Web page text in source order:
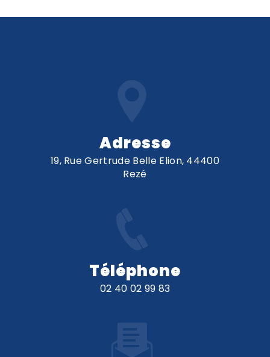
Adresse
19, Rue Gertrude Belle Elion, 44400
Rezé
Téléphone
02 40 02 99 83